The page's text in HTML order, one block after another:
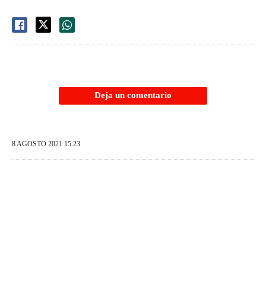
Deja un comentario
8 AGOSTO 2021 15:23